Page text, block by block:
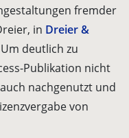
fremder
in Dreier &
deutlich zu
Publikation nicht
nachgenutzt und
von